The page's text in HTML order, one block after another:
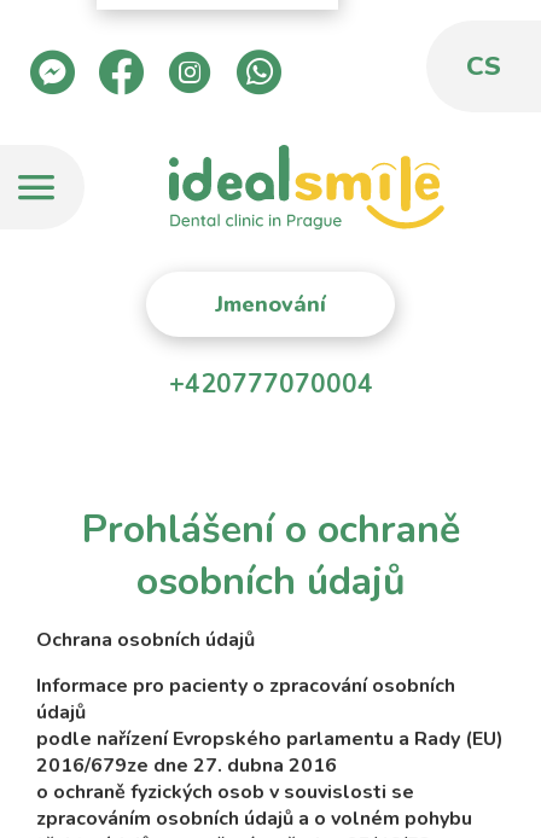
Jmenování
+420777070004
CS
Prohlášení o ochraně
osobních údajů
Ochrana osobních údajů
Informace pro pacienty o zpracování osobních
údajů
podle nařízení Evropského parlamentu a Rady (EU)
2016/679ze dne 27. dubna 2016
o ochraně fyzických osob v souvislosti se
zpracováním osobních údajů a o volném pohybu